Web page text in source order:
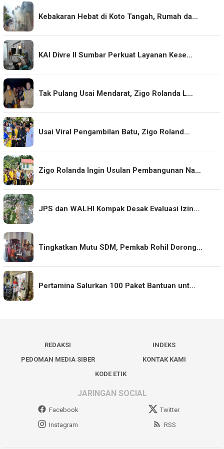
Kebakaran Hebat di Koto Tangah, Rumah da…
KAI Divre II Sumbar Perkuat Layanan Kese…
Tak Pulang Usai Mendarat, Zigo Rolanda L…
Usai Viral Pengambilan Batu, Zigo Roland…
Zigo Rolanda Ingin Usulan Pembangunan Na…
JPS dan WALHI Kompak Desak Evaluasi Izin…
Tingkatkan Mutu SDM, Pemkab Rohil Dorong…
Pertamina Salurkan 100 Paket Bantuan unt…
REDAKSI
INDEKS
PEDOMAN MEDIA SIBER
KONTAK KAMI
KODE ETIK
JARINGAN SOCIAL
Facebook
Twitter
Instagram
RSS